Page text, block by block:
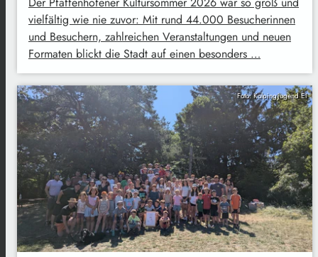
vielfältig wie nie zuvor: Mit rund 44.000 Besucherinnen
und Besuchern, zahlreichen Veranstaltungen und neuen
Formaten blickt die Stadt auf einen besonders …
Foto: Kolpingjugend EI